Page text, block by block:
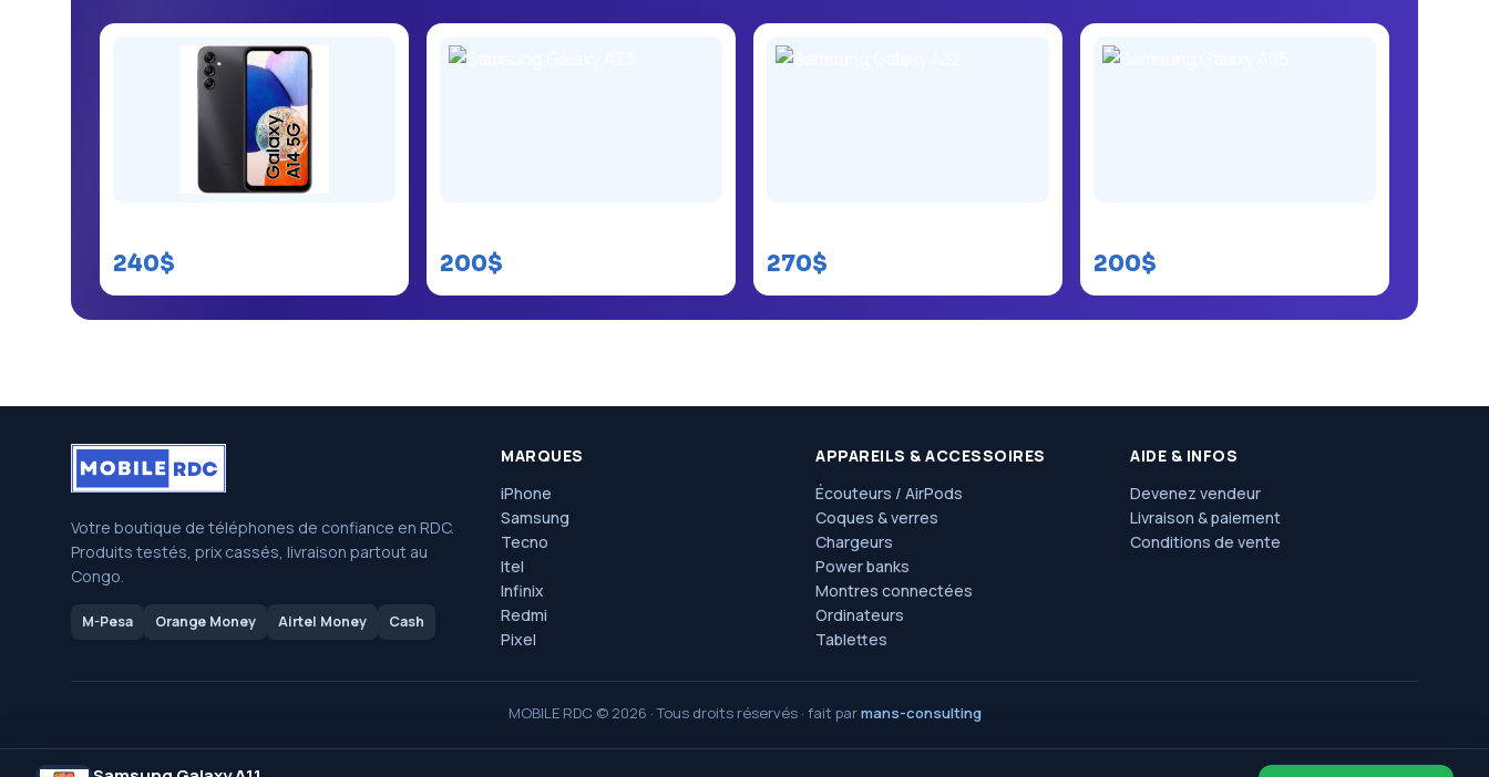
240$ 200$ 270$ 200$
Votre boutique de téléphones de confiance en RDC.
Produits testés, prix cassés, livraison partout au
Congo.
M-Pesa Orange Money Airtel Money Cash
MARQUES
iPhone
Samsung
Tecno
Itel
Infinix
Redmi
Pixel
APPAREILS & ACCESSOIRES
Écouteurs / AirPods
Coques & verres
Chargeurs
Power banks
Montres connectées
Ordinateurs
Tablettes
AIDE & INFOS
Devenez vendeur
Livraison & paiement
Conditions de vente
MOBILE RDC © 2026 · Tous droits réservés · fait parmans-consulting